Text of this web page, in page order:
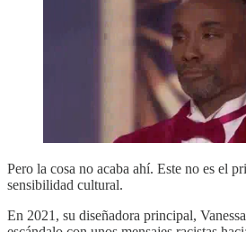
Pero la cosa no acaba ahí. Este no es el
sensibilidad cultural.
En 2021, su diseñadora principal,